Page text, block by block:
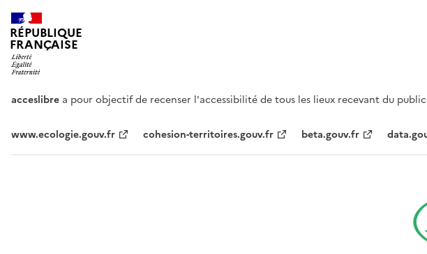
RÉPUBLIQUE
FRANÇAISE
acceslibre a pour objectif de recenser l'accessibilité de tous les lieux recevant du
www.ecologie.gouv.fr cohesion-territoires.gouv.fr beta.gouv.fr